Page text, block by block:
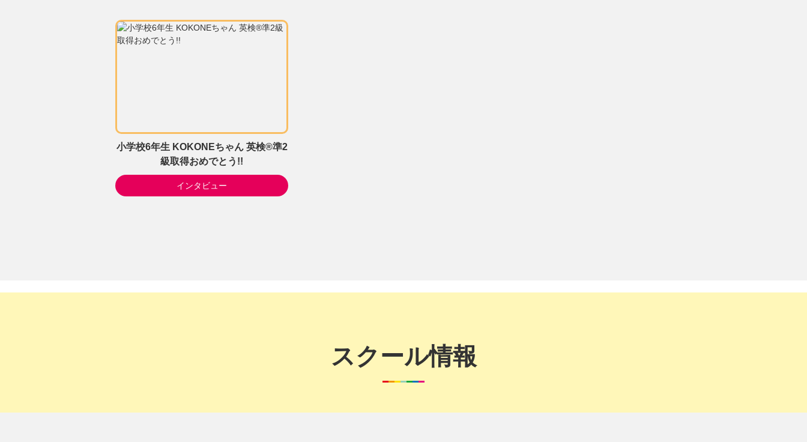
小学校6年生 KOKONEちゃん 英検®準2
級取得おめでとう!!
インタビュー
スクール情報